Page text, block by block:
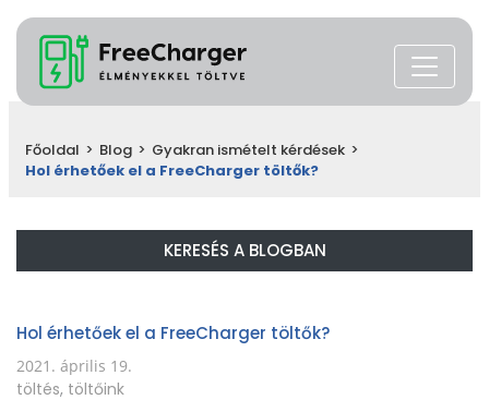
Főoldal > Blog > Gyakran ismételt kérdések >
Hol érhetőek el a FreeCharger töltők?
KERESÉS A BLOGBAN
Hol érhetőek el a FreeCharger töltők?
2021. április 19.
töltés, töltőink